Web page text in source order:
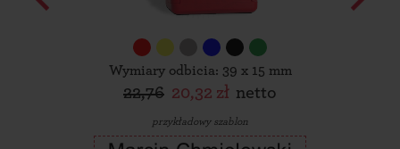
Wymiary odbicia: 39 x 15 mm
22,76 20,32 zł netto
przykładowy szablon